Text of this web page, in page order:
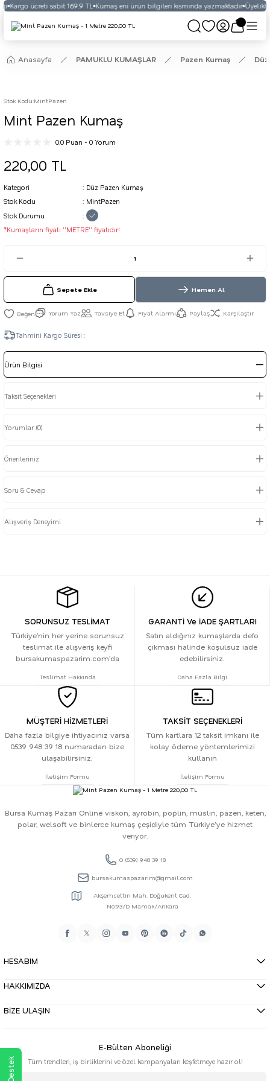
Kargo ücreti sabit 169.9 TL Kumaş eni ürün bilgileri kısmında yazmaktadır Üyelikli
Anasayfa PAMUKLU KUMAŞLAR Pazen Kumaş
Stok Kodu:MintPazen
Mint Pazen Kumaş
0.0 Puan - 0 Yorum
220,00 TL
Kategori
Düz Pazen Kumaş
Stok Kodu
MintPazen
Stok Durumu
*Kumaşların fiyatı ''METRE'' fiyatıdır!
Sepete Ekle Hemen Al
Yorum Yaz Tavsiye Et Fiyat Alarmı Paylaş Karşılaştır
Tahmini Kargo Süresi :
Ürün Bilgisi
Taksit Seçenekleri
Yorumlar (0)
Önerileriniz
Soru & Cevap
Alışveriş Deneyimi
SORUNSUZ TESLİMAT
Türkiye’nin her yerine sorunsuz
teslimat ile alışveriş keyfi
bursakumaspazarim.com’da
Teslimat Hakkında
GARANTİ Ve İADE ŞARTLARI
Satın aldığınız kumaşlarda defo
çıkması halinde koşulsuz iade
edebilirsiniz.
Daha Fazla Bilgi
MÜŞTERİ HİZMETLERİ
Daha fazla bilgiye ihtiyacınız varsa
0539 948 39 18 numaradan bize
ulaşabilirsiniz.
İletişim Formu
TAKSİT SEÇENEKLERİ
Tüm kartlara 12 taksit imkanı ile
kolay ödeme yöntemlerimizi
kullanın
İletişim Formu
Bursa Kumaş Pazarı Online viskon, ayrobin, poplin, müslin, pazen, keten,
polar, welsoft ve binlerce kumaş çeşidiyle tüm Türkiye'ye hizmet
veriyor.
0 (539) 948 39 18
bursakumaspazarim@gmail.com
Akşemsettin Mah. Doğukent Cad.
No:93/D Mamak/Ankara
HESABIM
HAKKIMIZDA
BİZE ULAŞIN
E-Bülten Aboneliği
Tüm trendleri, iş birliklerini ve özel kampanyaları keşfetmeye hazır ol!